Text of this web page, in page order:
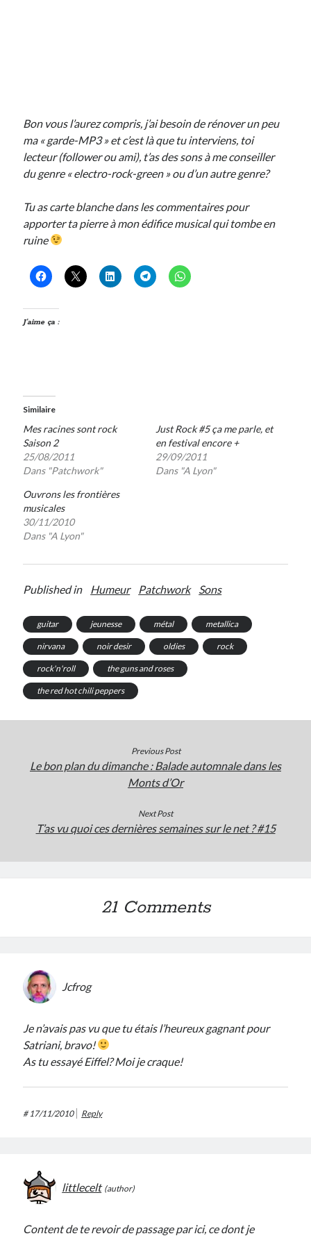
Bon vous l’aurez compris, j’ai besoin de rénover un peu
ma« garde-MP3 »et c’est là que tu interviens, toi
lecteur (follower ou ami), t’as des sons à me conseiller
du genre « electro-rock-green » ou d’un autre genre?
Tu as carte blanche dans les commentaires pour
apporter ta pierre à mon édifice musical qui tombe en
ruine
J’aime ça :
Similaire
Mes racines sont rock
Saison 2
25/08/2011
Dans "Patchwork"
Just Rock #5 ça me parle, et
en festival encore +
29/09/2011
Dans "A Lyon"
Ouvrons les frontières
musicales
30/11/2010
Dans "A Lyon"
Published in Humeur Patchwork Sons
guitar jeunesse métal metallica
nirvana noir desir oldies rock
rock'n'roll the guns and roses
the red hot chili peppers
Previous Post
Le bon plan du dimanche : Balade automnale dans les
Monts d’Or
Next Post
T’as vu quoi ces dernières semaines sur le net ? #15
21 Comments
Jcfrog
Je n’avais pas vu que tu étais l’heureux gagnant pour
Satriani, bravo!
As tu essayé Eiffel? Moi je craque!
# 17/11/2010 Reply
littlecelt
Content de te revoir de passage par ici, ce dont je